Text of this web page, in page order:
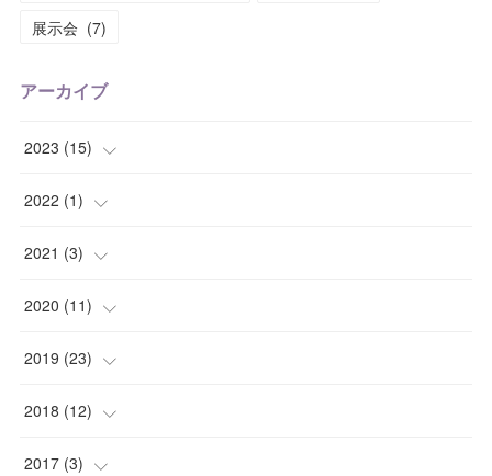
展示会 (7)
アーカイブ
2023 (15)
(1
(3
( 2)
(6)
( 2)
2022 (1)
(1
2021 (3)
( 1)
(1)
(1)
2020 (11)
(1)
(1)
(1
2019 (23)
(2)
(2
2018 (12)
(4
2017 (3)